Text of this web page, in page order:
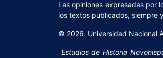
Las opiniones expresadas por
los textos publicados, siempre
© 2026. Universidad Nacional
Estudios de Historia